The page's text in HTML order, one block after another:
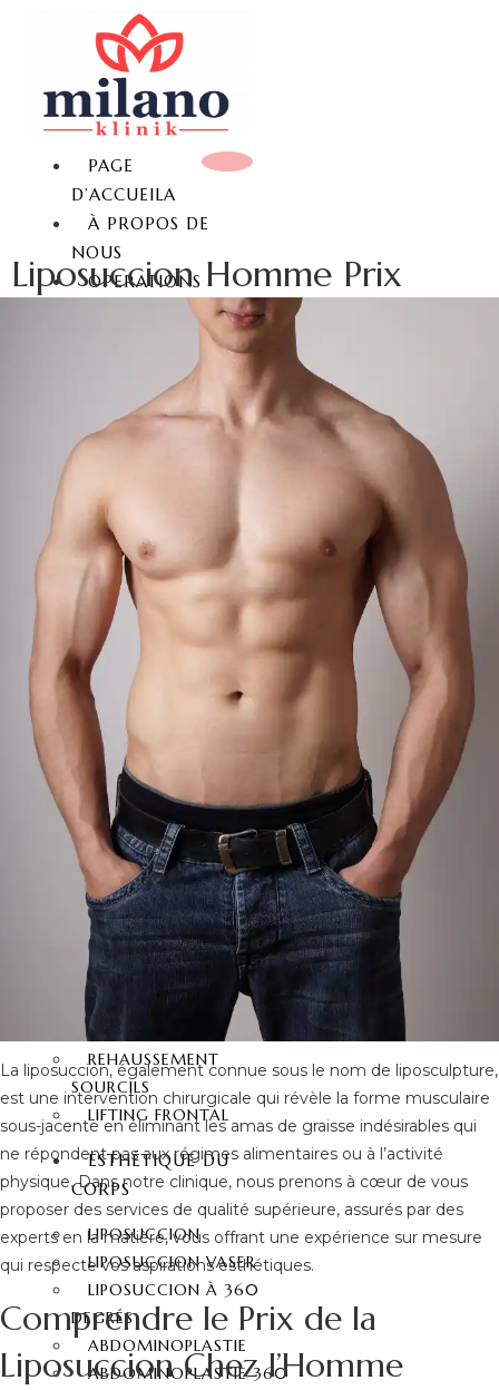
PAGE
D’ACCUEILA
À PROPOS DE
NOUS
OPERATIONS
MAMELLAIRES
REDUCTION MAMMAIRE
LIFTING MAMMAIRE
AUGMENTATION
MAMMAIRE
MAMMAIRE SANS
CHIRURGIE
RÉDUCTION MAMELON
GYNECOMASTIE
OPÉRATIONS DU
VISAGE
RHINOPLASTIE
RHINOPLASTIE
SECONDAIRE
LIFTING DU VISAGE
RÉDUCTION DU FRONT
FOX EYES
BICHECTOMIE
BLEPHAROPLASTIE
PRP VISAGE
LIPOFILLING VISAGE
RHINOPLASTIE POINTE DU
NEZ
OTOPLASTIE
REHAUSSEMENT
SOURCILS
LIFTING FRONTAL
ESTHÉTIQUE DU
CORPS
LIPOSUCCION
LIPOSUCCION VASER
LIPOSUCCION À 360
DEGRÉS
ABDOMINOPLASTIE
ABDOMINOPLASTIE 360
Liposuccion Homme Prix
La liposuccion, également connue sous le nom de liposculpture,
est une intervention chirurgicale qui révèle la forme musculaire
sous-jacente en éliminant les amas de graisse indésirables qui
ne répondent pas aux régimes alimentaires ou à l’activité
physique. Dans notre clinique, nous prenons à cœur de vous
proposer des services de qualité supérieure, assurés par des
experts en la matière, vous offrant une expérience sur mesure
qui respecte vos aspirations esthétiques.
Comprendre le Prix de la
Liposuccion Chez l’Homme